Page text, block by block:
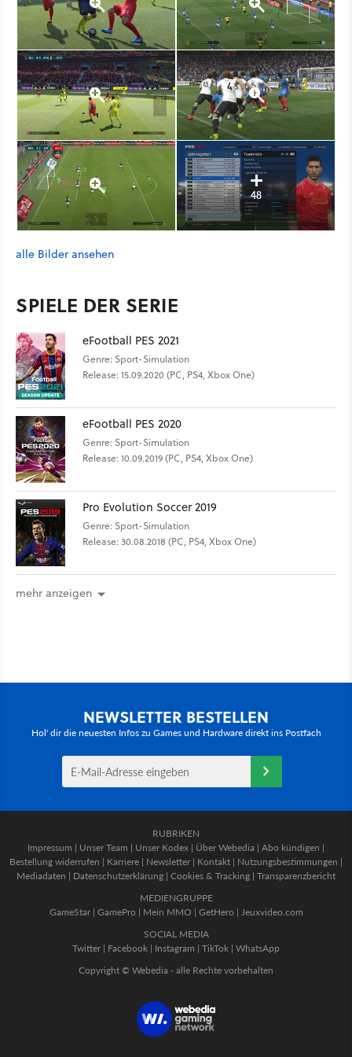
Konami gefragt worden zu sein. Deshalb habe er jetzt durch
seinen Anwalt rechtliche Schritte eingeleitet.
48
alle Bilder ansehen
SPIELE DER SERIE
eFootball PES 2021
Genre: Sport-Simulation
Release: 15.09.2020 (PC, PS4, Xbox One)
eFootball PES 2020
Genre: Sport-Simulation
Release: 10.09.2019 (PC, PS4, Xbox One)
Pro Evolution Soccer 2019
Genre: Sport-Simulation
Release: 30.08.2018 (PC, PS4, Xbox One)
mehr anzeigen
NEWSLETTER BESTELLEN
Hol' dir die neuesten Infos zu Games und Hardware direkt ins Postfach
RUBRIKEN
Impressum | Unser Team | Unser Kodex | Über Webedia | Abo kündigen |
Bestellung widerrufen | Karriere | Newsletter | Kontakt | Nutzungsbestimmungen |
Mediadaten | Datenschutzerklärung | Cookies & Tracking | Transparenzbericht
MEDIENGRUPPE
GameStar| GamePro | Mein MMO | GetHero | Jeuxvideo.com
SOCIAL MEDIA
Twitter | Facebook | Instagram | TikTok | WhatsApp
Copyright © Webedia - alle Rechte vorbehalten